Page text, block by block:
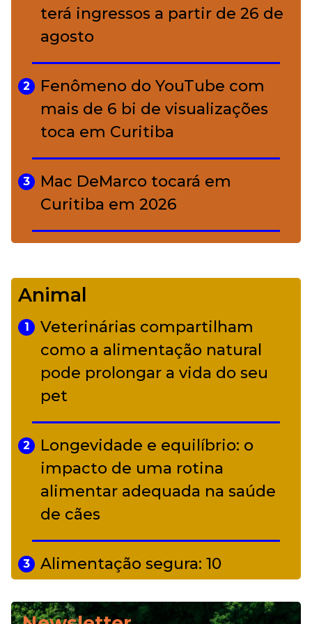
conquistou o luxo
A ciência por trás da skincare: a
função de cada ativo
terá ingressos a partir de 26 de
agosto
2
Fenômeno do YouTube com
mais de 6 bi de visualizações
toca em Curitiba
3
Mac DeMarco tocará em
Curitiba em 2026
Camerata tem repertório
diverso a partir de R$ 17
Adriana Calcanhotto retoma
alter ego infantil para show em
Curitiba
Animal
1
Veterinárias compartilham
como a alimentação natural
pode prolongar a vida do seu
pet
2
Longevidade e equilíbrio: o
impacto de uma rotina
alimentar adequada na saúde
de cães
3
Alimentação segura: 10